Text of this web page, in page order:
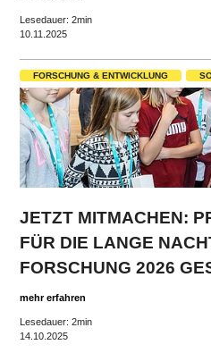
Lesedauer: 2min
10.11.2025
FORSCHUNG & ENTWICKLUNG
JETZT MITMACHEN:
FÜR DIE LANGE
FORSCHUNG 2026
mehr erfahren
Lesedauer: 2min
14.10.2025